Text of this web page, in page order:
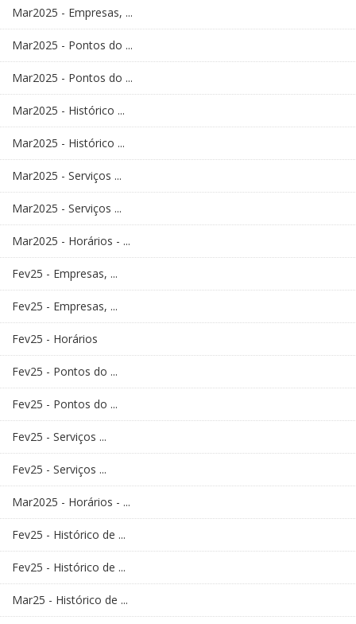
Mar2025 - Empresas, ...
Mar2025 - Pontos do ...
Mar2025 - Pontos do ...
Mar2025 - Histórico ...
Mar2025 - Histórico ...
Mar2025 - Serviços ...
Mar2025 - Serviços ...
Mar2025 - Horários - ...
Fev25 - Empresas, ...
Fev25 - Empresas, ...
Fev25 - Horários
Fev25 - Pontos do ...
Fev25 - Pontos do ...
Fev25 - Serviços ...
Fev25 - Serviços ...
Mar2025 - Horários - ...
Fev25 - Histórico de ...
Fev25 - Histórico de ...
Mar25 - Histórico de ...